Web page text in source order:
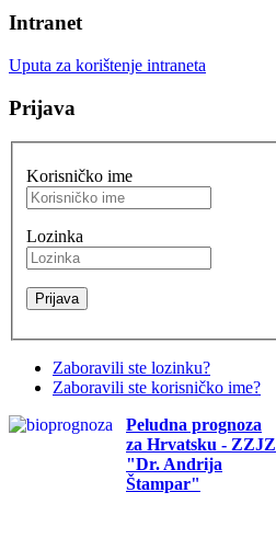
Intranet
Uputa za korištenje intraneta
Prijava
Korisničko ime
Lozinka
Zaboravili ste lozinku?
Zaboravili ste korisničko ime?
Peludna prognoza
za Hrvatsku - ZZJZ
"Dr. Andrija
Štampar"